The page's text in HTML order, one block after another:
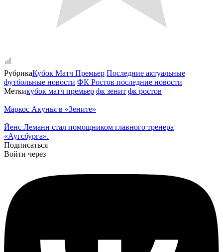
РубрикаКубок Матч Премьер Последние актуальные
футбольные новости ФК Ростов последние новости
Меткикубок матч премьер фк зенит фк ростов
Маркос Акунья в «Зените»
Йенс Леманн стал помощником главного тренера
«Аугсбурга».
Подписаться
Войти через